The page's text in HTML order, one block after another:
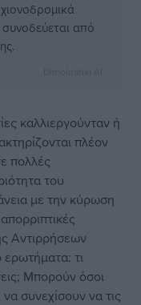
από
καλλιεργούνταν ή
πλέον
πολλές
του
με την κύρωση
Αντιρρήσεων
ερωτήματα: τι
Μπορούν όσοι
συνεχίσουν να τις